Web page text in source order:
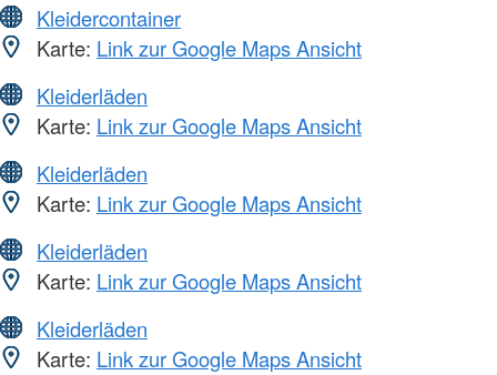
Kleidercontainer
Karte: Link zur Google Maps Ansicht
Kleiderläden
Karte: Link zur Google Maps Ansicht
Kleiderläden
Karte: Link zur Google Maps Ansicht
Kleiderläden
Karte: Link zur Google Maps Ansicht
Kleiderläden
Karte: Link zur Google Maps Ansicht